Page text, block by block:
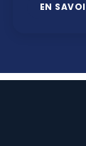
EN